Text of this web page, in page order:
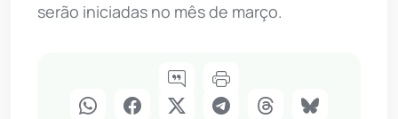
serão iniciadas no mês de março.